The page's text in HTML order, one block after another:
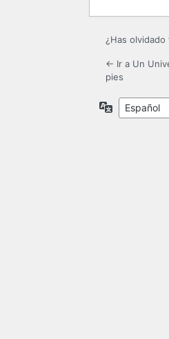
¿Has
← Ir a Un
pies
Idioma